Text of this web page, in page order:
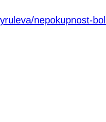
nepokupnost-